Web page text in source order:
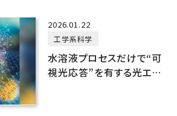
2026.01.22
工学系科学
水溶液プロセスだけで“可
視光応答”を有する光エネ